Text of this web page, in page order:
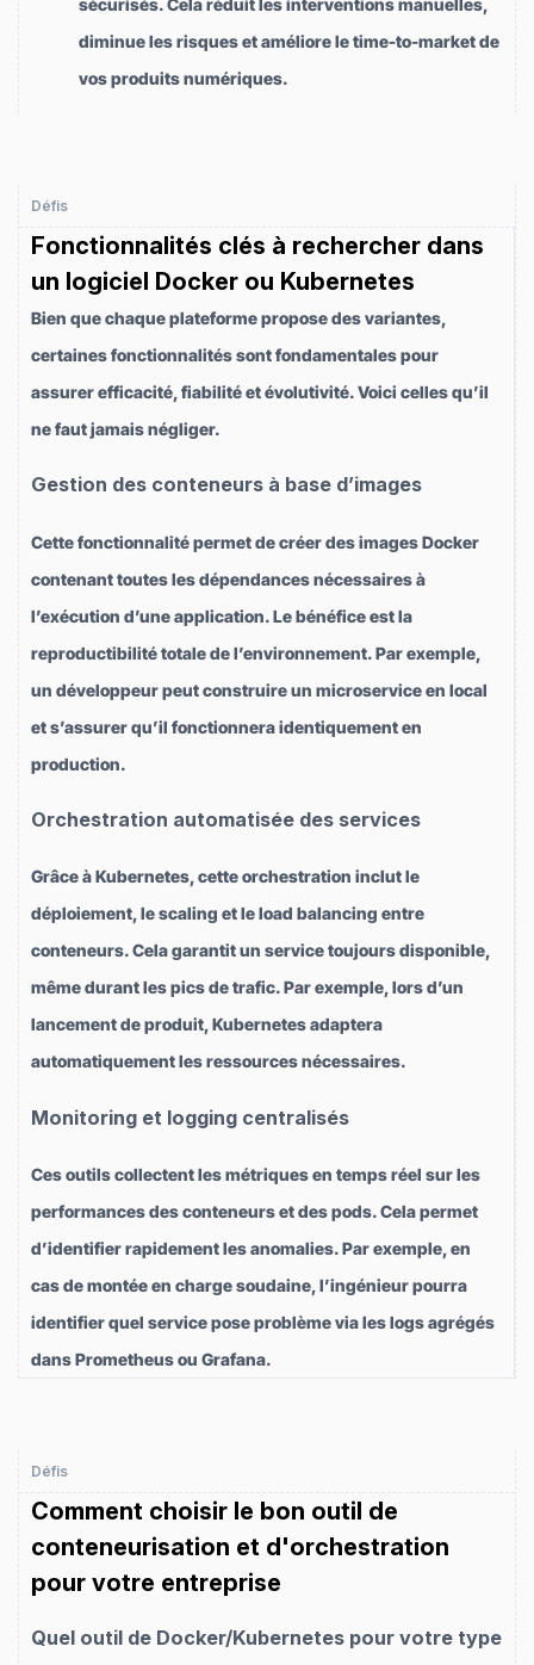
diminue les risques et améliore le time-to-market de
vos produits numériques.
Défis
Fonctionnalités clés à rechercher dans
un logiciel Docker ou Kubernetes
Bien que chaque plateforme propose des variantes,
certaines fonctionnalités sont fondamentales pour
assurer efficacité, fiabilité et évolutivité. Voici celles qu’il
ne faut jamais négliger.
Gestion des conteneurs à base d’images
Cette fonctionnalité permet de créer des images Docker
contenant toutes les dépendances nécessaires à
l’exécution d’une application. Le bénéfice est la
reproductibilité totale de l’environnement. Par exemple,
un développeur peut construire un microservice en local
et s’assurer qu’il fonctionnera identiquement en
production.
Orchestration automatisée des services
Grâce à Kubernetes, cette orchestration inclut le
déploiement, le scaling et le load balancing entre
conteneurs. Cela garantit un service toujours disponible,
même durant les pics de trafic. Par exemple, lors d’un
lancement de produit, Kubernetes adaptera
automatiquement les ressources nécessaires.
Monitoring et logging centralisés
Ces outils collectent les métriques en temps réel sur les
performances des conteneurs et des pods. Cela permet
d’identifier rapidement les anomalies. Par exemple, en
cas de montée en charge soudaine, l’ingénieur pourra
identifier quel service pose problème via les logs agrégés
dans Prometheus ou Grafana.
Défis
Comment choisir le bon outil de
conteneurisation et d'orchestration
pour votre entreprise
Quel outil de Docker/Kubernetes pour votre type